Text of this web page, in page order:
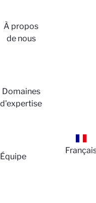
À propos
de nous
Domaines
d'expertise
Équipe